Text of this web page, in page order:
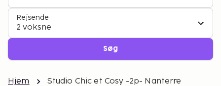
Rejsende
2 voksne
Søg
Hjem Studio Chic et Cosy -2p- Nanterre